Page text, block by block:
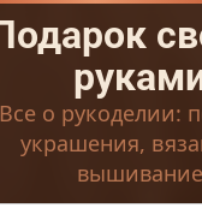
Все о рукоделии:
украшения,
вышивание